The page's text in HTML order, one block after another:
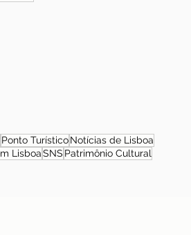
Ponto Turístico Notícias de Lisboa
LisboaSNS Patrimônio Cultural